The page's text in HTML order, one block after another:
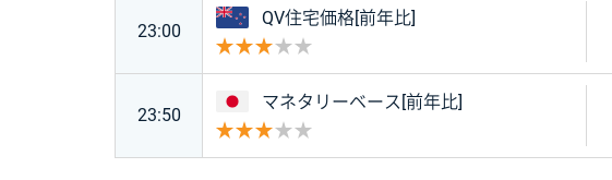
23:00
ニュージーランド
QV住宅価格[前年比]
23:50
日本
マネタリーベース[前年比]